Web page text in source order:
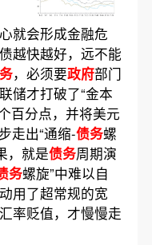
就会形成金融危
越快越好，远不能
，必须要政府部门
储才打破了“金本
百分点，并将美元
走出“通缩-债务螺
，就是债务周期演
务螺旋”中难以自
用了超常规的宽
率贬值，才慢慢走